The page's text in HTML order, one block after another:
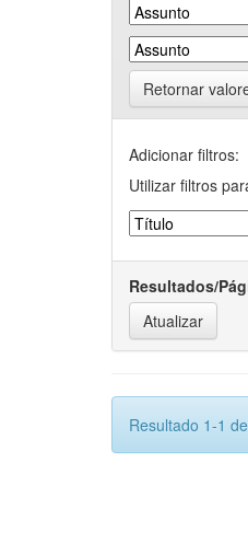
Retornar
Adicionar filtros:
Utilizar filtros
Resultados/
Resultado 1-1